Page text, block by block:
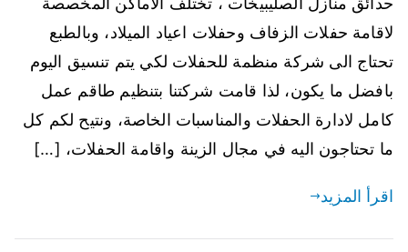
لاقامة حفلات الزفاف وحفلات اعياد الميلاد، وبالطبع
تحتاج الى شركة منظمة للحفلات لكي يتم تنسيق اليوم
بافضل ما يكون، لذا قامت شركتنا بتنظيم طاقم عمل
كامل لادارة الحفلات والمناسبات الخاصة، ونتيح لكم كل
ما تحتاجون اليه في مجال الزينة واقامة الحفلات، […]
اقرأ المزيد